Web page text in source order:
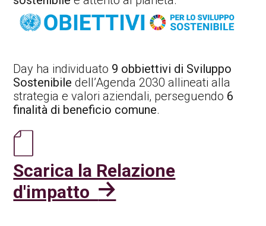
Day ha individuato 9 obbiettivi di Sviluppo
Sostenibile dell’Agenda 2030 allineati alla
strategia e valori aziendali, perseguendo 6
finalità di beneficio comune.
Scarica la Relazione
d'impatto